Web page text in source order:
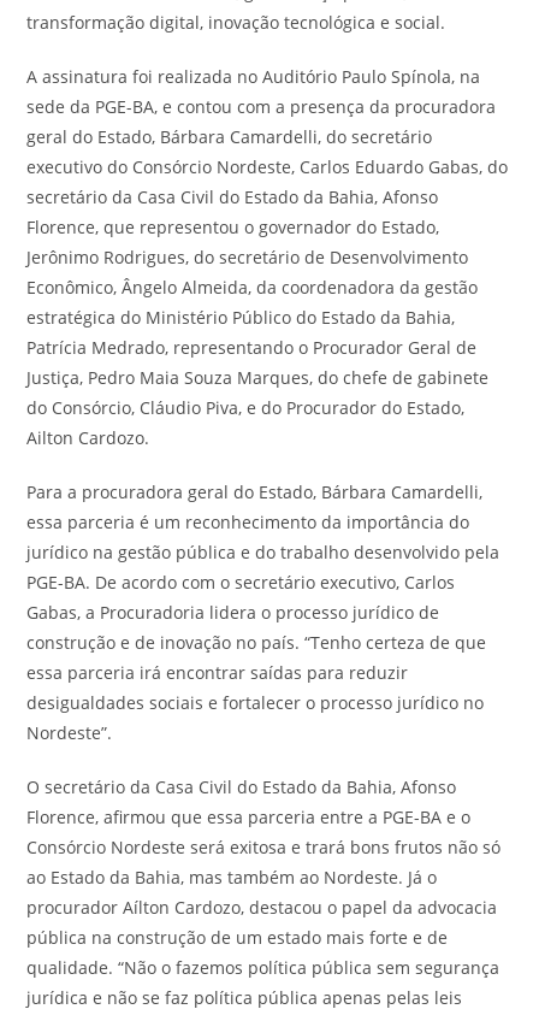
transformação digital, inovação tecnológica e social.
A assinatura foi realizada no Auditório Paulo Spínola, na
sede da PGE-BA, e contou com a presença da procuradora
geral do Estado, Bárbara Camardelli, do secretário
executivo do Consórcio Nordeste, Carlos Eduardo Gabas, do
secretário da Casa Civil do Estado da Bahia, Afonso
Florence, que representou o governador do Estado,
Jerônimo Rodrigues, do secretário de Desenvolvimento
Econômico, Ângelo Almeida, da coordenadora da gestão
estratégica do Ministério Público do Estado da Bahia,
Patrícia Medrado, representando o Procurador Geral de
Justiça, Pedro Maia Souza Marques, do chefe de gabinete
do Consórcio, Cláudio Piva, e do Procurador do Estado,
Ailton Cardozo.
Para a procuradora geral do Estado, Bárbara Camardelli,
essa parceria é um reconhecimento da importância do
jurídico na gestão pública e do trabalho desenvolvido pela
PGE-BA. De acordo com o secretário executivo, Carlos
Gabas, a Procuradoria lidera o processo jurídico de
construção e de inovação no país. “Tenho certeza de que
essa parceria irá encontrar saídas para reduzir
desigualdades sociais e fortalecer o processo jurídico no
Nordeste”.
O secretário da Casa Civil do Estado da Bahia, Afonso
Florence, afirmou que essa parceria entre a PGE-BA e o
Consórcio Nordeste será exitosa e trará bons frutos não só
ao Estado da Bahia, mas também ao Nordeste. Já o
procurador Aílton Cardozo, destacou o papel da advocacia
pública na construção de um estado mais forte e de
qualidade. “Não o fazemos política pública sem segurança
jurídica e não se faz política pública apenas pelas leis